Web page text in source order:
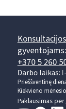
gyventojams:
+370 5 260
Darbo laikas:
Prieššventinę
Kiekvieno
Paklausimas per